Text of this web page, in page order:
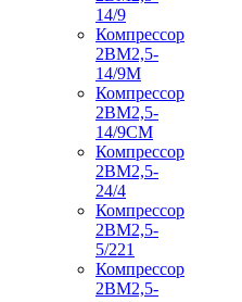
14/9
Компрессор
2ВМ2,5-
14/9М
Компрессор
2ВМ2,5-
14/9СМ
Компрессор
2ВМ2,5-
24/4
Компрессор
2ВМ2,5-
5/221
Компрессор
2ВМ2,5-